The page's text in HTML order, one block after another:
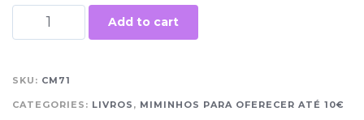
Add to cart
SKU: CM71
CATEGORIES: LIVROS , MIMINHOS PARA OFERECER ATÉ 10€